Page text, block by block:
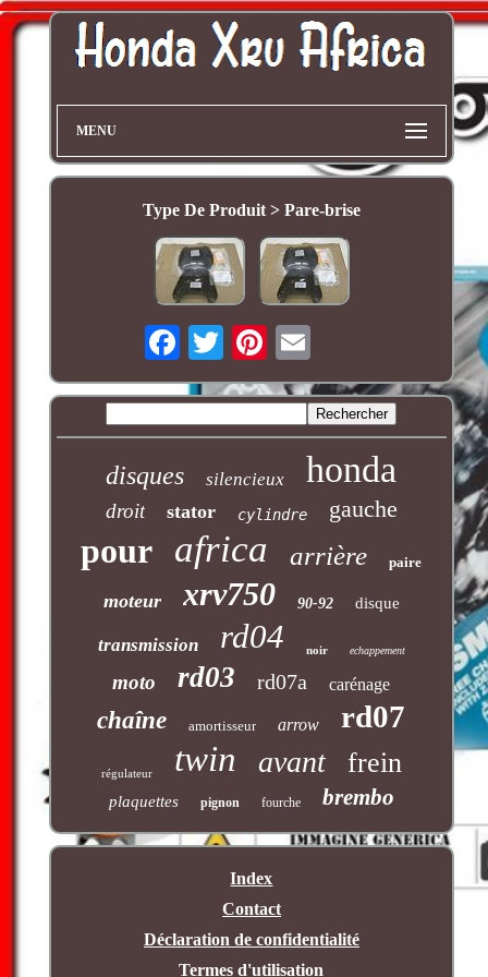
MENU
Type De Produit > Pare-brise
disques silencieux honda
droit stator cylindre gauche
pour africa arrière paire
moteur xrv750 90-92 disque
transmission rd04 noir echappement
moto rd03 rd07a carénage
chaîne amortisseur arrow rd07
régulateur twin avant frein
plaquettes pignon fourche brembo
Index
Contact
Déclaration de confidentialité
Termes d'utilisation